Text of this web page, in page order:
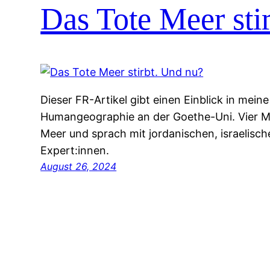
Das Tote Meer
Dieser FR-Artikel gibt einen Einblick in
Humangeographie an der Goethe-Uni. Vier
Meer und sprach mit jordanischen,
Expert:innen.
August 26, 2024